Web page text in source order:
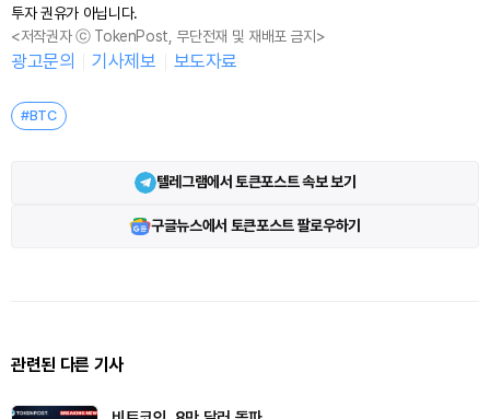
투자 권유가 아닙니다.
<저작권자 ⓒ TokenPost, 무단전재 및 재배포 금지>
광고문의 기사제보 보도자료
#BTC
텔레그램에서 토큰포스트 속보 보기
구글뉴스에서 토큰포스트 팔로우하기
관련된 다른 기사